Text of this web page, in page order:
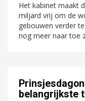
Het kabinet maakt
miljard vrij om de
gebouwen verder
nog meer naar toe
belangrijkste